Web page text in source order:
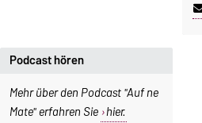
Podcast hören
Mehr über den Podcast "Auf ne
Mate" erfahren Sie hier.